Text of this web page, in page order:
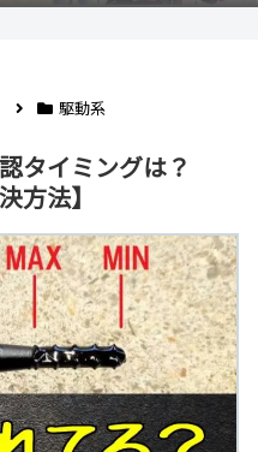
駆動系
タイミングは？
方法】